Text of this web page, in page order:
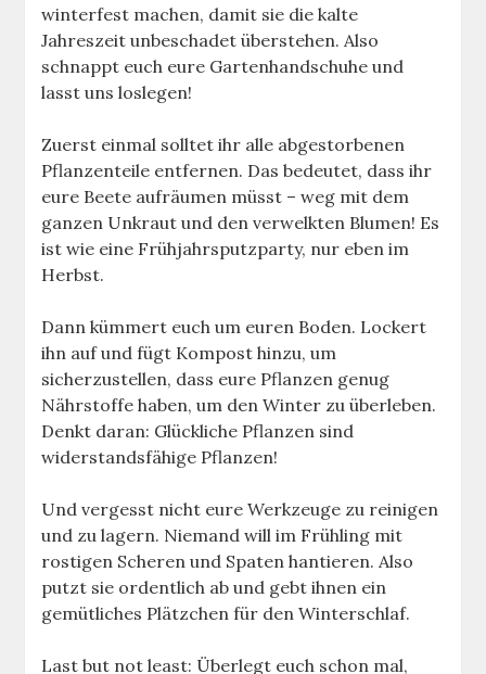
winterfest machen, damit sie die kalte
Jahreszeit unbeschadet überstehen. Also
schnappt euch eure Gartenhandschuhe und
lasst uns loslegen!
Zuerst einmal solltet ihr alle abgestorbenen
Pflanzenteile entfernen. Das bedeutet, dass ihr
eure Beete aufräumen müsst – weg mit dem
ganzen Unkraut und den verwelkten Blumen! Es
ist wie eine Frühjahrsputzparty, nur eben im
Herbst.
Dann kümmert euch um euren Boden. Lockert
ihn auf und fügt Kompost hinzu, um
sicherzustellen, dass eure Pflanzen genug
Nährstoffe haben, um den Winter zu überleben.
Denkt daran: Glückliche Pflanzen sind
widerstandsfähige Pflanzen!
Und vergesst nicht eure Werkzeuge zu reinigen
und zu lagern. Niemand will im Frühling mit
rostigen Scheren und Spaten hantieren. Also
putzt sie ordentlich ab und gebt ihnen ein
gemütliches Plätzchen für den Winterschlaf.
Last but not least: Überlegt euch schon mal,